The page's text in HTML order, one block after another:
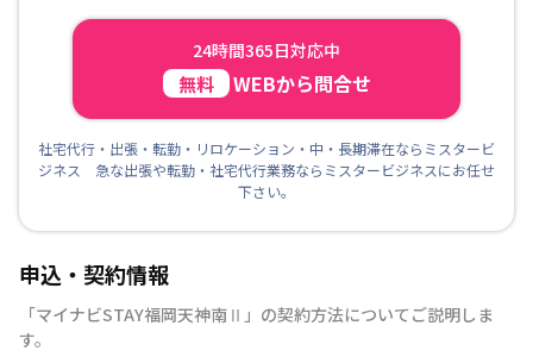
24時間365日対応中
無料 WEBから問合せ
社宅代行・出張・転勤・リロケーション・中・長期滞在ならミスタービ
ジネス 急な出張や転勤・社宅代行業務ならミスタービジネスにお任せ
下さい。
申込・契約情報
「マイナビSTAY福岡天神南Ⅱ 」の契約方法についてご説明しま
す。